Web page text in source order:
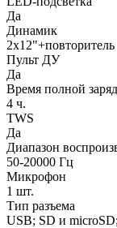
Да
Динамик
2х12"+повторитель
Пульт ДУ
Да
Время полной
4 ч.
TWS
Да
Диапазон
50-20000 Гц
Микрофон
1 шт.
Тип разъема
USB; SD и